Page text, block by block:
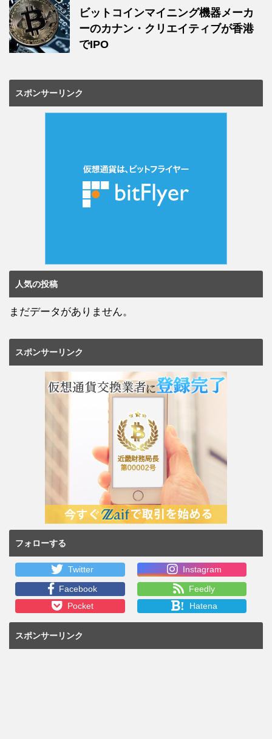
ビットコインマイニング機器メーカ
ーのカナン・クリエイティブが香港
でIPO
スポンサーリンク
人気の投稿
まだデータがありません。
スポンサーリンク
フォローする
Twitter
Instagram
Facebook
Feedly
Pocket
! Hatena
スポンサーリンク